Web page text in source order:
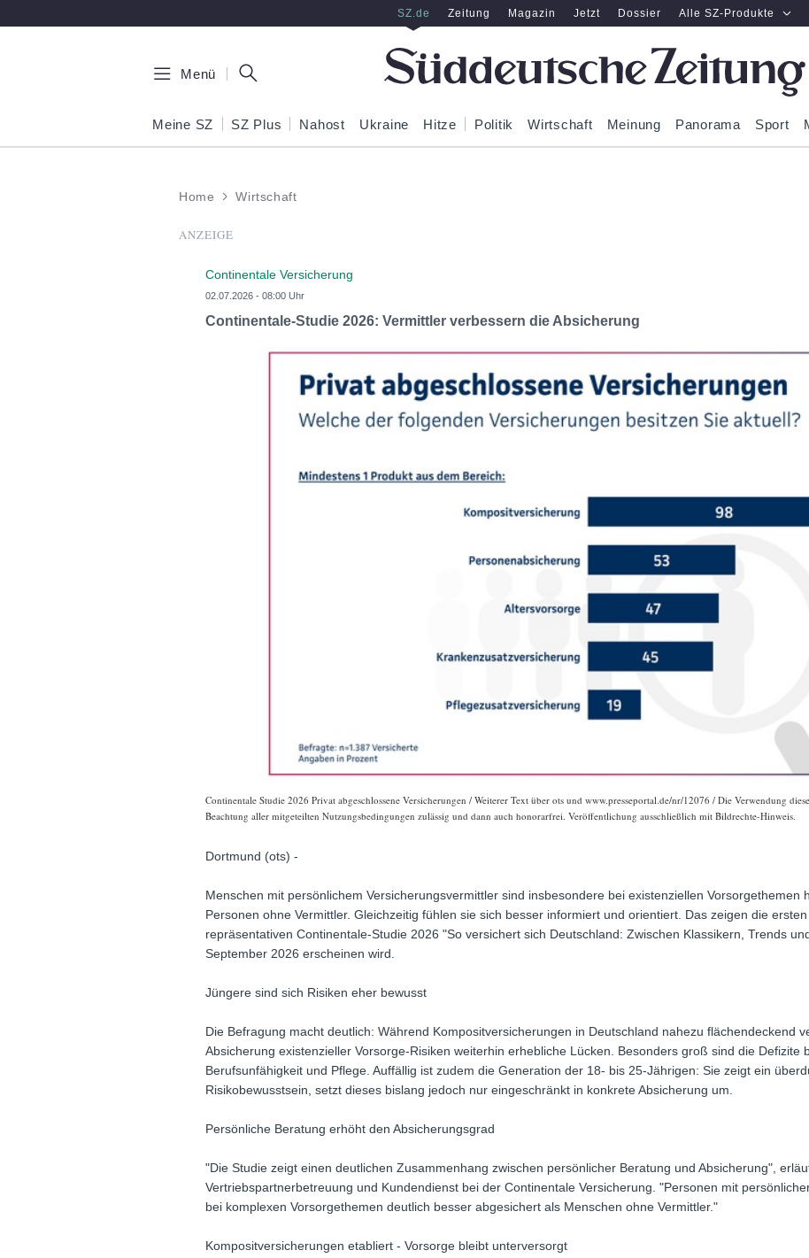
SZ.de Zeitung Magazin Jetzt Dossier Alle SZ-Produkte
Menü
Meine SZ SZ Plus Nahost Ukraine Hitze Politik Wirtschaft Meinung Panorama Sport
Home Wirtschaft
ANZEIGE
Continentale Versicherung
02.07.2026 - 08:00 Uhr
Continentale-Studie 2026: Vermittler verbessern die Absicherung
Continentale Studie 2026 Privat abgeschlossene Versicherungen / Weiterer Text über ots und www.presseportal.de/nr/12076 / Die Verwendung
Beachtung aller mitgeteilten Nutzungsbedingungen zulässig und dann auch honorarfrei. Veröffentlichung ausschließlich mit Bildrechte-Hinweis.
Dortmund (ots) -
Menschen mit persönlichem Versicherungsvermittler sind insbesondere bei existenziellen Vorsorgethemen
Personen ohne Vermittler. Gleichzeitig fühlen sie sich besser informiert und orientiert. Das zeigen die
repräsentativen Continentale-Studie 2026 "So versichert sich Deutschland: Zwischen Klassikern, Trends
September 2026 erscheinen wird.
Jüngere sind sich Risiken eher bewusst
Die Befragung macht deutlich: Während Kompositversicherungen in Deutschland nahezu flächendeckend
Absicherung existenzieller Vorsorge-Risiken weiterhin erhebliche Lücken. Besonders groß sind die Defizite
Berufsunfähigkeit und Pflege. Auffällig ist zudem die Generation der 18- bis 25-Jährigen: Sie zeigt ein
Risikobewusstsein, setzt dieses bislang jedoch nur eingeschränkt in konkrete Absicherung um.
Persönliche Beratung erhöht den Absicherungsgrad
"Die Studie zeigt einen deutlichen Zusammenhang zwischen persönlicher Beratung und Absicherung",
Vertriebspartnerbetreuung und Kundendienst bei der Continentale Versicherung. "Personen mit
bei komplexen Vorsorgethemen deutlich besser abgesichert als Menschen ohne Vermittler."
Kompositversicherungen etabliert - Vorsorge bleibt unterversorgt